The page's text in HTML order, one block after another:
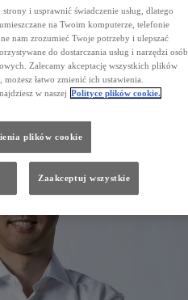
i usprawnić świadczenie usług, dlatego
na Twoim komputerze, telefonie
nam zrozumieć Twoje potrzeby i ulepszać
do dostarczania usług i narzędzi osób
Zalecamy akceptację wszystkich plików
łatwo zmienić ich ustawienia.
w naszej Polityce plików cookie.
plików cookie
Zaakceptuj wszystkie